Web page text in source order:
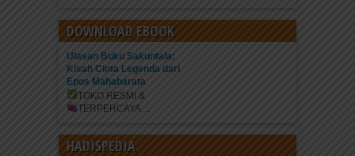
DOWNLOAD EBOOK
Ulasan Buku Sakuntala:
Kisah Cinta Legenda dari
Epos Mahabarata
TOKO RESMI &
TERPERCAYA ...
HADISPEDIA